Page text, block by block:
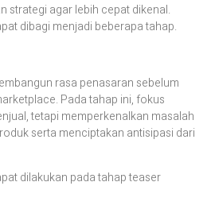
strategi agar lebih cepat dikenal.
dibagi menjadi beberapa tahap.
rasa penasaran sebelum
Pada tahap ini, fokus
tetapi memperkenalkan masalah
serta menciptakan antisipasi dari
dilakukan pada tahap teaser